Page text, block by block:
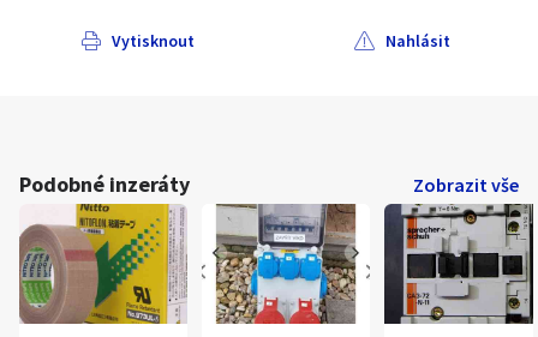
Vytisknout Nahlásit
Podobné inzeráty Zobrazit vše